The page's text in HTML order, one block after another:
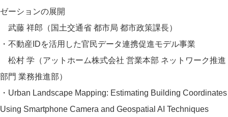
ゼーションの展開
武藤 祥郎（国土交通省 都市局 都市政策課長）
・不動産IDを活用した官民データ連携促進モデル事業
松村 学（アットホーム株式会社 営業本部 ネットワーク推進
部門 業務推進部）
・Urban Landscape Mapping: Estimating Building Coordinates
Using Smartphone Camera and Geospatial AI Techniques